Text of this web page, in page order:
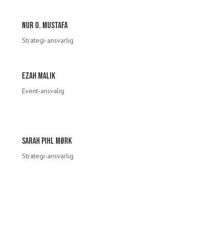
Nur o. mustafa
Strategi-ansvarlig
Ezah Malik
Event-ansvalig
Sarah Pihl Mørk
Strategi-ansvarlig